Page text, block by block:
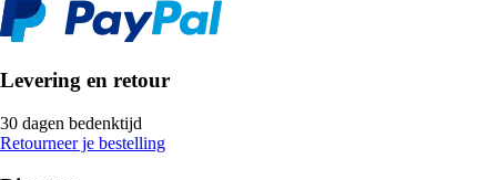
Levering en retour
30 dagen bedenktijd
Retourneer je bestelling